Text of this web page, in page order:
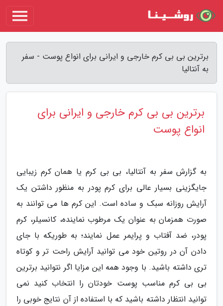
برترین بی بی کرم خارجی و ایرانی برای انواع پوست - سفر
به آنتالیا
برترین بی بی کرم خارجی و ایرانی برای
انواع پوست
به گزارش سفر به آنتالیا، بی بی کرم یا همان کرم زیبایی
جایگزینی بسیار عالی برای کرم پودر به منظور داشتن یک
آرایش روزانه سبک و ساده است. این کرم ها می توانند به
صورت همزمان به عنوان یک مرطوب نماینده، کانسیلر، کرم
پودر، ضد آفتاب و پرایمر عمل نمایند؛ به طوریکه با جای
دادن آن در روتین خود می توانید آرایش راحت تر و کوتاه
تری داشته باشید. با وجود همه این مزایا اگر نتوانید برترین
بی بی کرم مناسب پوست خودتان را انتخاب کنید نمی
توانید انتظار داشته باشید که با استفاده از آن نتایج خوبی را